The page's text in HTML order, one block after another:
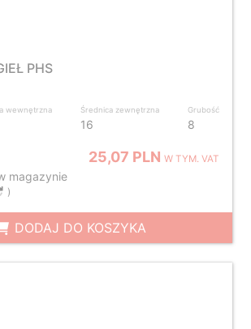
PHS
wewnętrzna Średnica zewnętrzna
16
Grubość
8
25,07 PLNW TYM. VAT
magazynie
)
DODAJ DO KOSZYKA